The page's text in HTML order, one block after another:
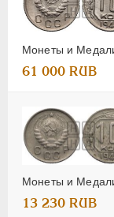
Монеты и
61 000 RUB
Монеты и
13 230 RUB